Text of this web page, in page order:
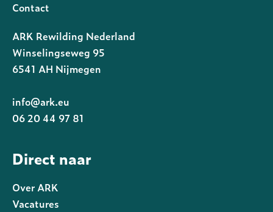
Contact
ARK Rewilding Nederland
Winselingseweg 95
6541 AH Nijmegen
info@ark.eu
06 20 44 97 81
Direct naar
Over ARK
Vacatures